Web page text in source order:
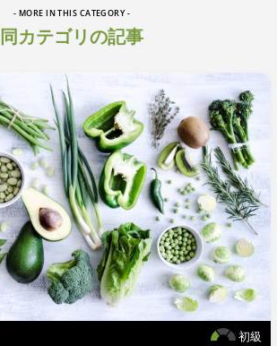
- MORE IN THIS CATEGORY -
同カテゴリの記事
初級